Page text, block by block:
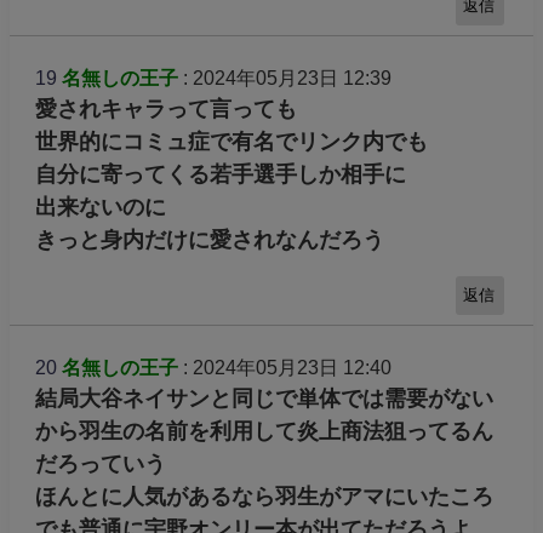
返信
19 名無しの王子: 2024年05月23日 12:39
愛されキャラって言っても
世界的にコミュ症で有名でリンク内でも
自分に寄ってくる若手選手しか相手に
出来ないのに
きっと身内だけに愛されなんだろう
返信
20 名無しの王子: 2024年05月23日 12:40
結局大谷ネイサンと同じで単体では需要がない
から羽生の名前を利用して炎上商法狙ってるん
だろっていう
ほんとに人気があるなら羽生がアマにいたころ